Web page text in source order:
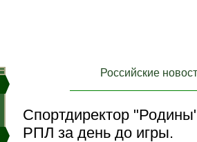
Российские
Спортдиректор
РПЛ за день до игры.